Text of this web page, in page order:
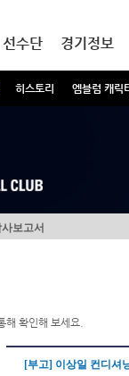
히스토리 엠블럼 캐릭
선수단 경기정보
보고서
해 확인해 보세요.
[부고] 이상일 컨디셔